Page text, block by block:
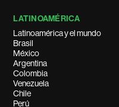
LATINOAMÉRICA
Latinoamérica y el mundo
Brasil
México
Argentina
Colombia
Venezuela
Chile
Perú